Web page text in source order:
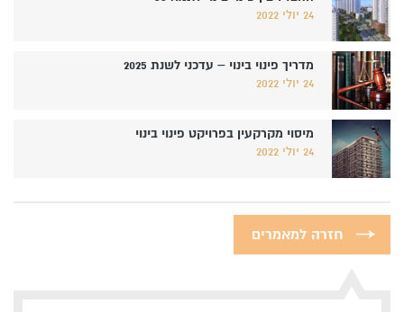
24 יולי 2022
מדריך פינוי בינוי – עדכני לשנת 2025
24 יולי 2022
מיסוי מקרקעין בפרויקט פינוי בינוי
24 יולי 2022
חזרה למאמרים